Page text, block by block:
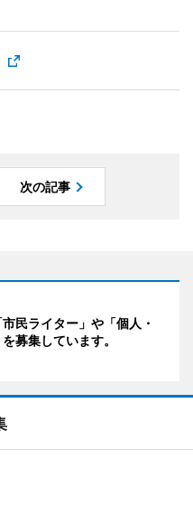
次の記事
民ライター」や「個人・
募集しています。